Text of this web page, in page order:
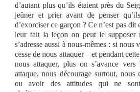
d’autant plus qu’ils étaient près du
jeûner et prier avant de penser
d’exorciser ce garçon ? Ce n’est pas
leur fait la leçon on peut le supposer
s’adresse aussi à nous-mêmes : si nous
cesse de nous attaquer – et pendant
nous attaquer, plus on s’avance
attaque, nous décourage surtout, nous
ou avoir des attitudes qui ne